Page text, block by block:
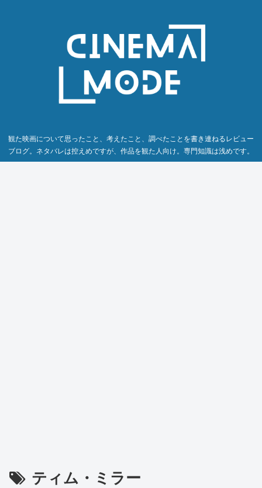
観た映画について思ったこと、考えたこと、調べたことを書き連ねるレビュー
ブログ。ネタバレは控えめですが、作品を観た人向け。専門知識は浅めです。
ティム・ミラー